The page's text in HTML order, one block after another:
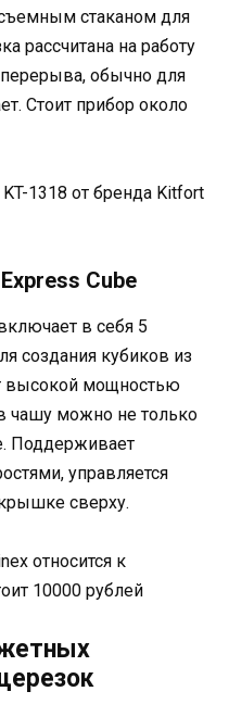
стаканом для
рассчитана на работу
обычно для
Стоит прибор около
1318 от бренда Kitfort
Cube
в себя 5
создания кубиков из
высокой мощностью
чашу можно не только
Поддерживает
управляется
сверху.
относится к
10000 рублей